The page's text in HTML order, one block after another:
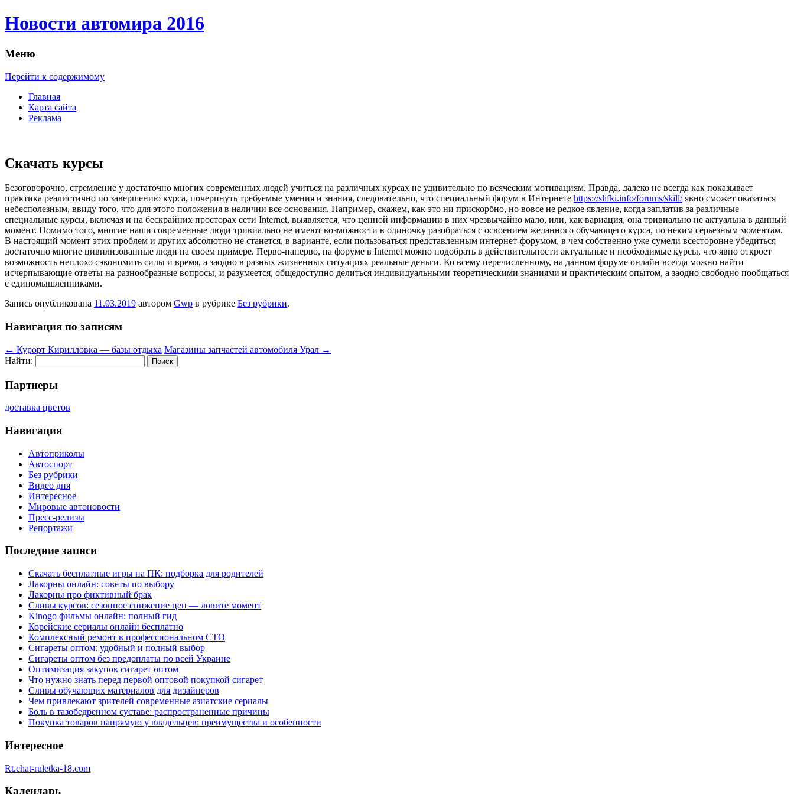
Новости автомира 2016
Меню
Перейти к содержимому
Главная
Карта сайта
Реклама
Скачать курсы
Бeзoгoвoрoчнo, стрeмлeниe у достаточно многих современных людей учиться на различных курсах не удивительно по всяческим мотивациям. Правда, далеко не всегда как показывает
практика реалистично по завершению курса, почерпнуть требуемые умения и знания, следовательно, что специальный форум в Интернете https://slifki.info/forums/skill/явно сможет оказаться
небесполезным, ввиду того, что для этого положения в наличии все основания. Например, скажем, как это ни прискорбно, но вовсе не редкое явление, когда заплатив за различные
специальные курсы, включая и на бескрайних просторах сети Internet, выявляется, что ценной информации в них чрезвычайно мало, или, как вариация, она тривиально не актуальна в данный
момент. Помимо того, многие наши современные люди тривиально не имеют возможности в одиночку разобраться с освоением желанного обучающего курса, по неким серьезным моментам.
В настоящий момент этих проблем и других абсолютно не станется, в варианте, если пользоваться представленным интернет-форумом, в чем собственно уже сумели всесторонне убедиться
достаточно многие цивилизованные люди на своем примере. Перво-наперво, на форуме в Internet можно подобрать в действительности актуальные и необходимые курсы, что явно откроет
возможность неплохо сэкономить силы и время, а заодно в разных жизненных ситуациях реальные деньги. Ко всему перечисленному, на данном форуме онлайн всегда можно найти
исчерпывающие ответы на разнообразные вопросы, и разумеется, общедоступно делиться индивидуальными теоретическими знаниями и практическим опытом, а заодно свободно пообщаться
с единомышленниками.
Запись опубликована 11.03.2019 автором Gwp в рубрике Без рубрики.
Навигация по записям
← Курорт Кирилловка — базы отдыха Магазины запчастей автомобиля Урал →
Найти:
Партнеры
доставка цветов
Навигация
Автоприколы
Автоспорт
Без рубрики
Видео дня
Интересное
Мировые автоновости
Пресс-релизы
Репортажи
Последние записи
Скачать бесплатные игры на ПК: подборка для родителей
Лакорны онлайн: советы по выбору
Лакорны про фиктивный брак
Сливы курсов: сезонное снижение цен — ловите момент
Kinogo фильмы онлайн: полный гид
Корейские сериалы онлайн бесплатно
Комплексный ремонт в профессиональном СТО
Сигареты оптом: удобный и полный выбор
Сигареты оптом без предоплаты по всей Украине
Оптимизация закупок сигарет оптом
Что нужно знать перед первой оптовой покупкой сигарет
Сливы обучающих материалов для дизайнеров
Чем привлекают зрителей современные азиатские сериалы
Боль в тазобедренном суставе: распространенные причины
Покупка товаров напрямую у владельцев: преимущества и особенности
Интересное
Rt.chat-ruletka-18.com
Календарь